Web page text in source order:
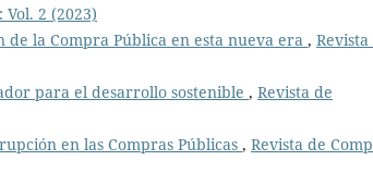
Vol. 2 (2023)
la Compra Pública en esta nueva era , Revista
para el desarrollo sostenible , Revista de
en las Compras Públicas , Revista de